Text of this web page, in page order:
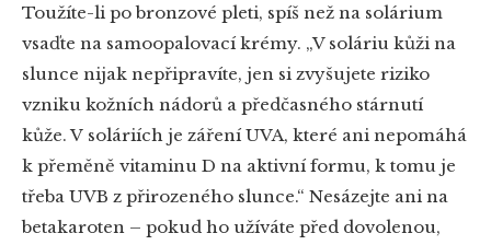
Toužíte-li po bronzové pleti, spíš než na solárium
vsaďte na samoopalovací krémy. „V soláriu kůži na
slunce nijak nepřipravíte, jen si zvyšujete riziko
vzniku kožních nádorů a předčasného stárnutí
kůže. V soláriích je záření UVA, které ani nepomáhá
k přeměně vitaminu D na aktivní formu, k tomu je
třeba UVB z přirozeného slunce.“ Nesázejte ani na
betakaroten – pokud ho užíváte před dovolenou,